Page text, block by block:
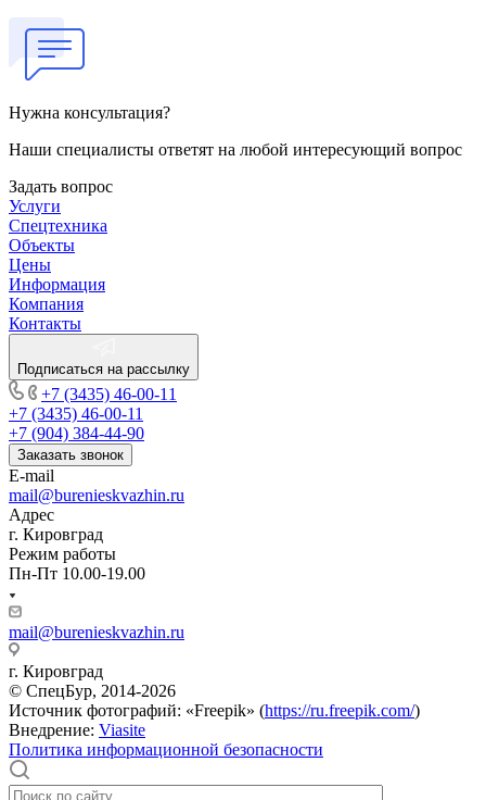
Нужна консультация?
Наши специалисты ответят на любой интересующий вопрос
Задать вопрос
Услуги
Спецтехника
Объекты
Цены
Информация
Компания
Контакты
Подписаться на рассылку
+7 (3435) 46-00-11
+7 (3435) 46-00-11
+7 (904) 384-44-90
Заказать звонок
E-mail
mail@burenieskvazhin.ru
Адрес
г. Кировград
Режим работы
Пн-Пт 10.00-19.00
mail@burenieskvazhin.ru
г. Кировград
© СпецБур, 2014-2026
Источник фотографий: «Freepik» (https://ru.freepik.com/)
Внедрение: Viasite
Политика информационной безопасности